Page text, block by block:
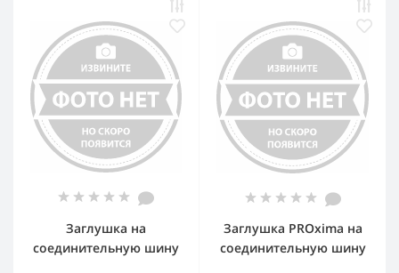
Заглушка на
соединительную шину
Заглушка PROxima на
соединительную шину